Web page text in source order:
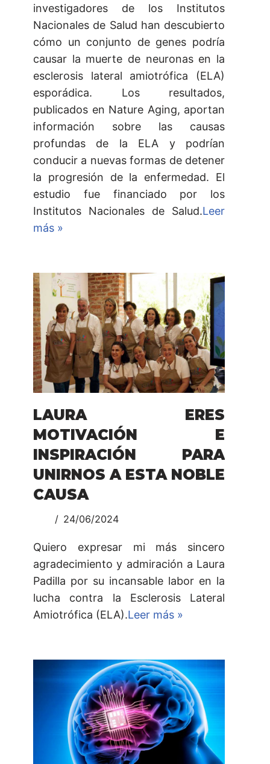
investigadores de los Institutos
Nacionales de Salud han descubierto
cómo un conjunto de genes podría
causar la muerte de neuronas en la
esclerosis lateral amiotrófica (ELA)
esporádica. Los resultados,
publicados en Nature Aging, aportan
información sobre las causas
profundas de la ELA y podrían
conducir a nuevas formas de detener
la progresión de la enfermedad. El
estudio fue financiado por los
Institutos Nacionales de Salud.Leer
más »
LAURA ERES
MOTIVACIÓN E
INSPIRACIÓN PARA
UNIRNOS A ESTA NOBLE
CAUSA
24/06/2024
Quiero expresar mi más sincero
agradecimiento y admiración a Laura
Padilla por su incansable labor en la
lucha contra la Esclerosis Lateral
Amiotrófica (ELA).Leer más »